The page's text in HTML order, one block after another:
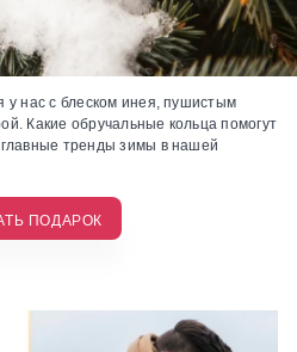
у нас с блеском инея, пушистым
Какие обручальные кольца помогут
тренды зимы в нашей
ПОДАРОК